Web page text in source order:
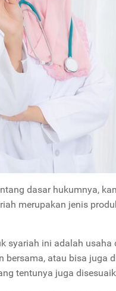
dasar hukumnya,
merupakan jenis
syariah ini adalah
bersama, atau bisa juga
tentunya juga